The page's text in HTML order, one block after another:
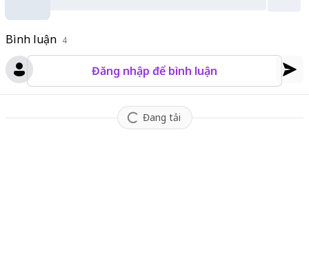
Bình luận 4
Đăng nhập để bình luận
Đang tải